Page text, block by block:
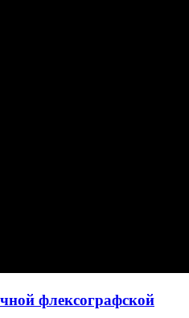
флексографской